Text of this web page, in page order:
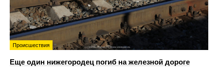
Происшествия
Еще один нижегородец погиб на железной дороге